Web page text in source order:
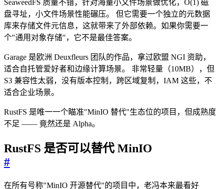
SeaweedFS 质量不错，针对海量小文件场景做优化，O(1) 磁
盘寻址，小文件场景性能碾压。 但它需要一个独立的元数据
库来存储文件元信息，这就带来了外部依赖。如果你需要一
个"通用对象存储"，它不是最佳答案。
Garage 是欧洲 Deuxfleurs 团队的作品，拿过欧盟 NGI 资助，
适合自托管爱好者和边缘计算场景。 非常轻量（10MB），但
S3 兼容性太弱，没有版本控制，跨区域复制，IAM 这些，不
适合企业场景。
RustFS 是唯一一个瞄准"MinIO 替代"生态位的项目，但成熟度
不足 —— 竟然还是 Alpha。
RustFS 是否可以替代 MinIO
#
在所有号称"MinIO 开源替代"的项目中，老冯本来最看好